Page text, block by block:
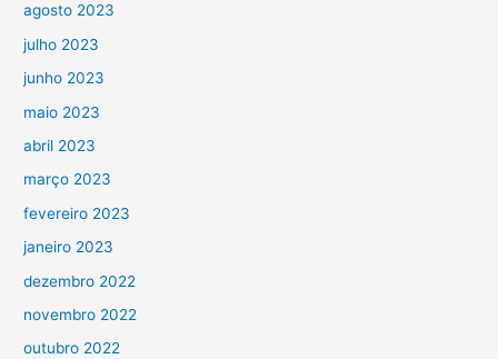
agosto 2023
julho 2023
junho 2023
maio 2023
abril 2023
março 2023
fevereiro 2023
janeiro 2023
dezembro 2022
novembro 2022
outubro 2022